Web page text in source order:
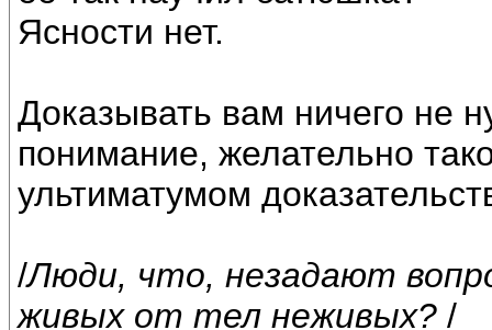
Ясности нет.
Доказывать вам ничего не
понимание, желательно
ультиматумом
/Люди, что, незадают
живых от тел неживых? /